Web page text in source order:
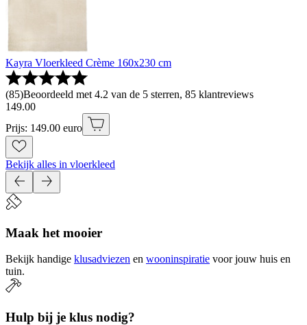
Kayra Vloerkleed Crème 160x230 cm
(85)Beoordeeld met 4.2 van de 5 sterren, 85 klantreviews
149.00
Prijs: 149.00 euro
Bekijk alles in vloerkleed
Maak het mooier
Bekijk handige klusadviezen en wooninspiratie voor jouw huis en
tuin.
Hulp bij je klus nodig?